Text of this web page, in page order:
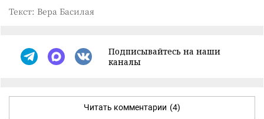
Текст: Вера Басилая
Подписывайтесь на наши
каналы
Читать комментарии (4)